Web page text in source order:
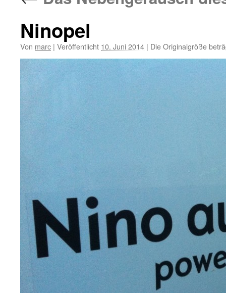
Ninopel
Von marc | Veröffentlicht 10. Juni 2014 | Die Originalgröße